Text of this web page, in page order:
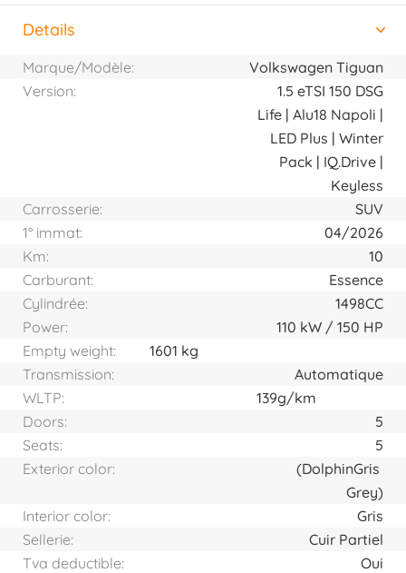
Horizontal tab group
Details
Marque/Modèle:
Volkswagen Tiguan
Version:
1.5 eTSI 150 DSG
Life | Alu18 Napoli |
LED Plus | Winter
Pack | IQ.Drive |
Keyless
Carrosserie:
SUV
1° immat:
04/2026
Km:
10
Carburant:
Essence
Cylindrée:
1498CC
Power:
110 kW 150 HP
Empty weight:
1601 kg
Transmission:
Automatique
WLTP:
139g/km
Doors:
5
Seats:
5
Exterior color:
Gris
(Dolphin
Grey)
Interior color:
Gris
Sellerie:
Cuir Partiel
Tva deductible:
Oui